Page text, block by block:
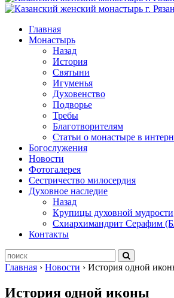
Главная
Монастырь
Назад
История
Святыни
Игуменья
Духовенство
Подворье
Требы
Благотворителям
Статьи о монастыре в
Богослужения
Новости
Фотогалерея
Сестричество милосердия
Духовное наследие
Назад
Крупицы духовной мудрости
Схиархимандрит Серафим
Контакты
Главная › Новости › История одной
История одной иконы